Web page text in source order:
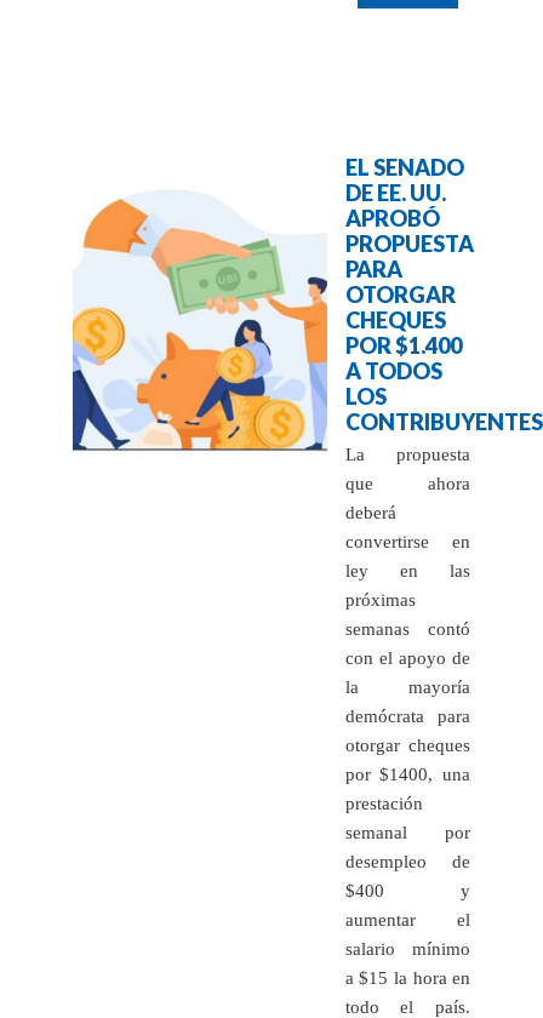
EL SENADO
DE EE. UU.
APROBÓ
PROPUESTA
PARA
OTORGAR
CHEQUES
POR $1.400
A TODOS
LOS
La propuesta
que ahora
deberá
convertirse en
ley en las
próximas
semanas contó
con el apoyo de
la mayoría
demócrata para
otorgar cheques
por $1400, una
prestación
semanal por
desempleo de
$400 y
aumentar el
salario mínimo
a $15 la hora en
todo el país.